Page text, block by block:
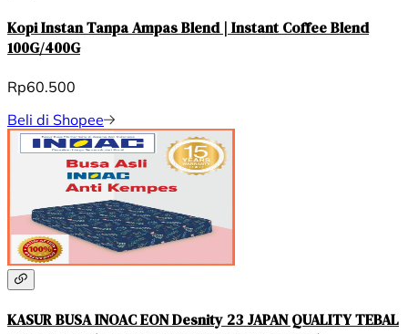
Kopi Instan Tanpa Ampas Blend | Instant Coffee Blend
100G/400G
Rp60.500
Beli di Shopee
KASUR BUSA INOAC EON Desnity 23 JAPAN QUALITY TEBAL